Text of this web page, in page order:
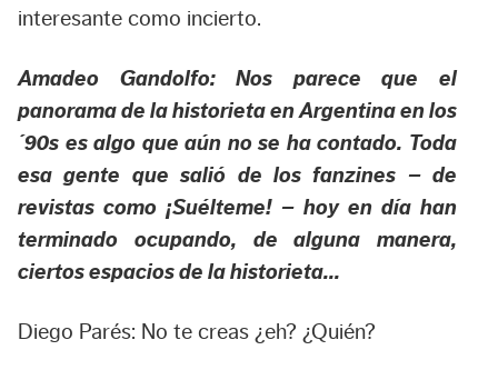
interesante como incierto.
Amadeo Gandolfo: Nos parece que el
panorama de la historieta en Argentina en los
´90s es algo que aún no se ha contado. Toda
esa gente que salió de los fanzines – de
revistas como ¡Suélteme! – hoy en día han
terminado ocupando, de alguna manera,
ciertos espacios de la historieta…
Diego Parés: No te creas ¿eh? ¿Quién?